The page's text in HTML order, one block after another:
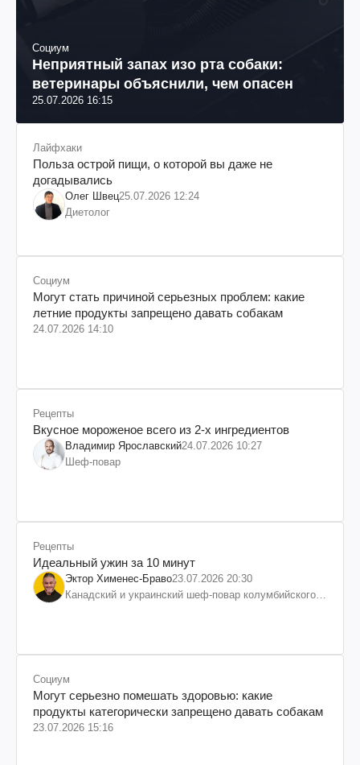
Социум
Неприятный запах изо рта собаки:
ветеринары объяснили, чем опасен
25.07.2026 16:15
Лайфхаки
Польза острой пищи, о которой вы даже не
догадывались
Олег Швец25.07.2026 12:24
Диетолог
Социум
Могут стать причиной серьезных проблем: какие
летние продукты запрещено давать собакам
24.07.2026 14:10
Рецепты
Вкусное мороженое всего из 2-х ингредиентов
Владимир Ярославский24.07.2026 10:27
Шеф-повар
Рецепты
Идеальный ужин за 10 минут
Эктор Хименес-Браво23.07.2026 20:30
Канадский и украинский шеф-повар колумбийского
Социум
Могут серьезно помешать здоровью: какие
продукты категорически запрещено давать собакам
23.07.2026 15:16